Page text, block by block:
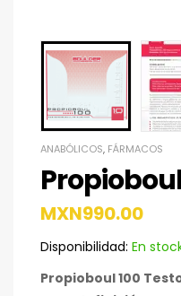
ANABÓLICOS, FÁRMACOS
MXN990.00
Disponibilidad: En
Propioboul 100